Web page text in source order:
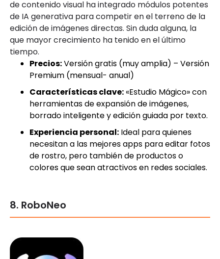
de contenido visual ha integrado módulos potentes
de IA generativa para competir en el terreno de la
edición de imágenes directas. Sin duda alguna, la
que mayor crecimiento ha tenido en el último
tiempo.
Precios:Versión gratis (muy amplia) – Versión
Premium (mensual- anual)
Características clave: «Estudio Mágico» con
herramientas de expansión de imágenes,
borrado inteligente y edición guiada por texto.
Experiencia personal: Ideal para quienes
necesitan a las mejores apps para editar fotos
de rostro, pero también de productos o
colores que sean atractivos en redes sociales.
8. RoboNeo